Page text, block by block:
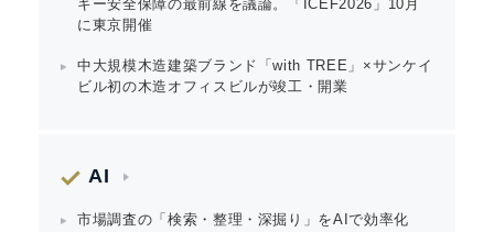
ギー安全保障の最前線を議論。「ICEF2026」10月
に東京開催
中大規模木造建築ブランド「with TREE」×サンケイ
ビル初の木造オフィスビルが竣工・開業
AI
市場調査の「検索・整理・深掘り」をAIで効率化